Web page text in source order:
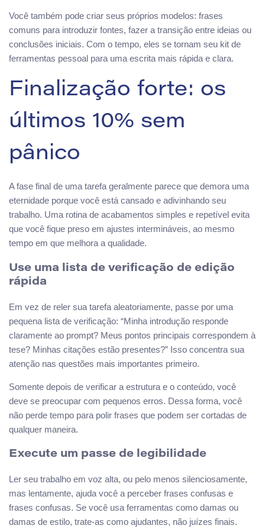
Você também pode criar seus próprios modelos: frases
comuns para introduzir fontes, fazer a transição entre ideias ou
conclusões iniciais. Com o tempo, eles se tornam seu kit de
ferramentas pessoal para uma escrita mais rápida e clara.
Finalização forte: os
últimos 10% sem
pânico
A fase final de uma tarefa geralmente parece que demora uma
eternidade porque você está cansado e adivinhando seu
trabalho. Uma rotina de acabamentos simples e repetível evita
que você fique preso em ajustes intermináveis, ao mesmo
tempo em que melhora a qualidade.
Use uma lista de verificação de edição
rápida
Em vez de reler sua tarefa aleatoriamente, passe por uma
pequena lista de verificação: “Minha introdução responde
claramente ao prompt? Meus pontos principais correspondem à
tese? Minhas citações estão presentes?” Isso concentra sua
atenção nas questões mais importantes primeiro.
Somente depois de verificar a estrutura e o conteúdo, você
deve se preocupar com pequenos erros. Dessa forma, você
não perde tempo para polir frases que podem ser cortadas de
qualquer maneira.
Execute um passe de legibilidade
Ler seu trabalho em voz alta, ou pelo menos silenciosamente,
mas lentamente, ajuda você a perceber frases confusas e
frases confusas. Se você usa ferramentas como damas ou
damas de estilo, trate-as como ajudantes, não juízes finais.